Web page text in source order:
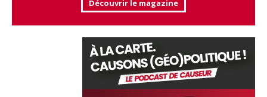
Découvrir le magazine